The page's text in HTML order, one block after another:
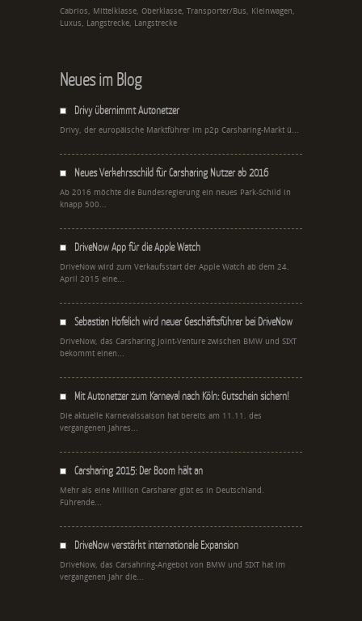
Cabrios, Mittelklasse, Oberklasse, Transporter/Bus, Kleinwagen,
Luxus, Langstrecke, Langstrecke
Neues im Blog
Drivy übernimmt Autonetzer
Drivy, der europäische Marktführer im p2p Carsharing-Markt ü...
Neues Verkehrsschild für Carsharing Nutzer ab 2016
Ab 2016 möchte die Bundesregierung ein neues Park-Schild in
knapp 500...
DriveNow App für die Apple Watch
DriveNow wird zum Verkaufsstart der Apple Watch ab dem 24.
April 2015 eine...
Sebastian Hofelich wird neuer Geschäftsführer bei DriveNow
DriveNow, das Carsharing Joint-Venture zwischen BMW und SIXT
bekommt einen...
Mit Autonetzer zum Karneval nach Köln: Gutschein sichern!
Die aktuelle Karnevalssaison hat bereits am 11.11. des
vergangenen Jahres...
Carsharing 2015: Der Boom hält an
Mehr als eine Million Carsharer gibt es in Deutschland.
Führende...
DriveNow verstärkt internationale Expansion
DriveNow, das Carsahring-Angebot von BMW und SIXT hat im
vergangenen Jahr die...